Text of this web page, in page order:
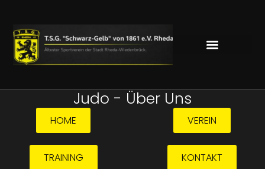
Judo - Über Uns
HOME VEREIN
TRAINING KONTAKT